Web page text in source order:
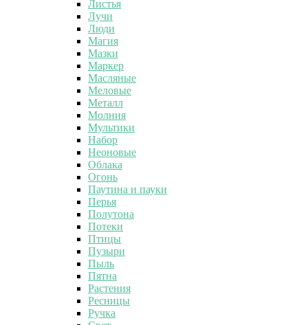
Листья
Лучи
Люди
Магия
Мазки
Маркер
Масляные
Меловые
Металл
Молния
Мультики
Набор
Неоновые
Облака
Огонь
Паутина и пауки
Перья
Полутона
Потеки
Птицы
Пузыри
Пыль
Пятна
Растения
Ресницы
Ручка